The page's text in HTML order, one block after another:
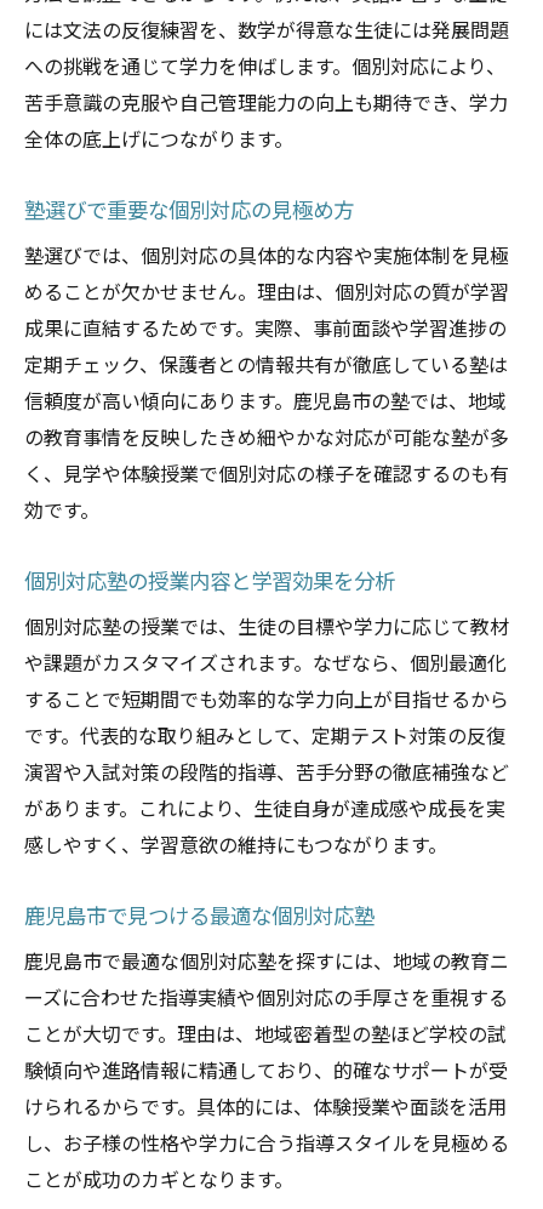
には文法の反復練習を、数学が得意な生徒には発展問題
への挑戦を通じて学力を伸ばします。個別対応により、
苦手意識の克服や自己管理能力の向上も期待でき、学力
全体の底上げにつながります。
塾選びで重要な個別対応の見極め方
塾選びでは、個別対応の具体的な内容や実施体制を見極
めることが欠かせません。理由は、個別対応の質が学習
成果に直結するためです。実際、事前面談や学習進捗の
定期チェック、保護者との情報共有が徹底している塾は
信頼度が高い傾向にあります。鹿児島市の塾では、地域
の教育事情を反映したきめ細やかな対応が可能な塾が多
く、見学や体験授業で個別対応の様子を確認するのも有
効です。
個別対応塾の授業内容と学習効果を分析
個別対応塾の授業では、生徒の目標や学力に応じて教材
や課題がカスタマイズされます。なぜなら、個別最適化
することで短期間でも効率的な学力向上が目指せるから
です。代表的な取り組みとして、定期テスト対策の反復
演習や入試対策の段階的指導、苦手分野の徹底補強など
があります。これにより、生徒自身が達成感や成長を実
感しやすく、学習意欲の維持にもつながります。
鹿児島市で見つける最適な個別対応塾
鹿児島市で最適な個別対応塾を探すには、地域の教育ニ
ーズに合わせた指導実績や個別対応の手厚さを重視する
ことが大切です。理由は、地域密着型の塾ほど学校の試
験傾向や進路情報に精通しており、的確なサポートが受
けられるからです。具体的には、体験授業や面談を活用
し、お子様の性格や学力に合う指導スタイルを見極める
ことが成功のカギとなります。